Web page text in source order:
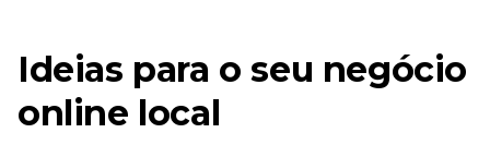
Ideias para o seu negócio
online local